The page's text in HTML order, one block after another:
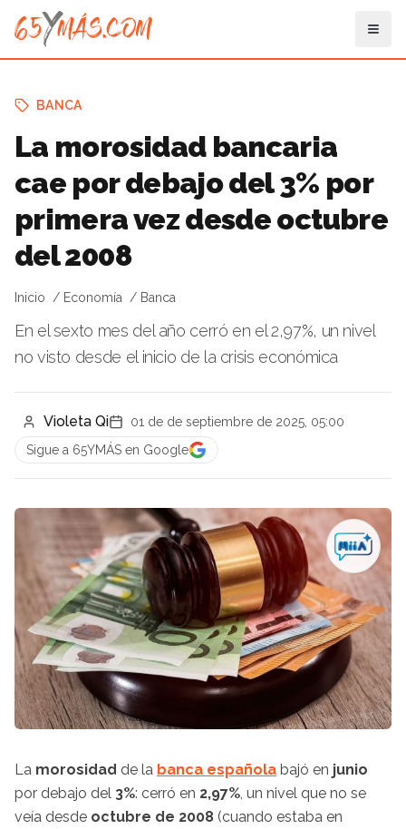
BANCA
La morosidad bancaria
cae por debajo del 3% por
primera vez desde octubre
del 2008
Inicio Economía Banca
En el sexto mes del año cerró en el 2,97%, un nivel
no visto desde el inicio de la crisis económica
Violeta Qi
01 de de septiembre de 2025, 05:00
Sigue a 65YMÁS en Google
La morosidad de la banca española bajó en junio
por debajo del 3%: cerró en 2,97%, un nivel que no se
veía desde octubre de 2008 (cuando estaba en